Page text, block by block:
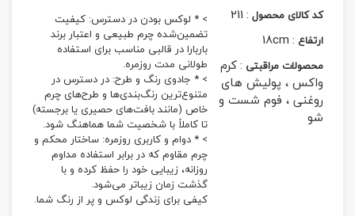
کد کالای محصول :
211
ارتفاع :
18cm
محصولات مراقبتی :کرم
واکس ، پولیش های
روغنی ، فوم شست و
شو
> * لوکس بودن در دسترس: کیفیت
تضمین‌شده چرم طبیعی و اعتبار برند
باربارا در قالبی مناسب برای استفاده
طولانی مدت روزمره.
> * جادوی رنگ و طرح: در دسترس در
متنوع‌ترین رنگ‌بندی‌ها و طرح‌های چرم
خاص (مانند بافت‌های حصیری یا برجسته)
تا کاملاً با شخصیت شما هماهنگ شود.
> * دوام و کاربری روزمره: ساختار محکم و
چرم مقاوم که در برابر استفاده مداوم
روزانه، زیبایی خود را حفظ کرده و با
گذشت زمان زیباتر می‌شود.
کیفی برای زندگی لوکس و پر از رنگ شما.